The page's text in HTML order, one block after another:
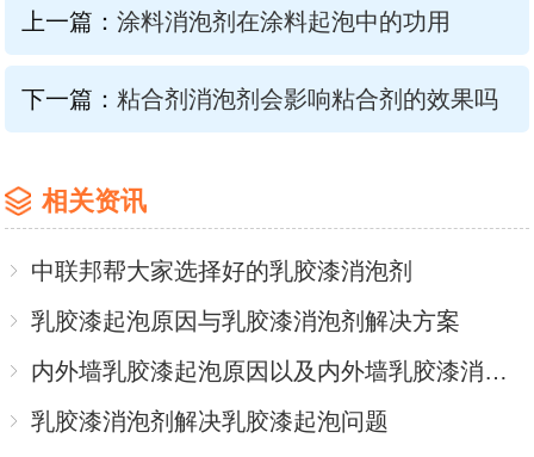
上一篇： 涂料消泡剂在涂料起泡中的功用
下一篇： 粘合剂消泡剂会影响粘合剂的效果吗
相关资讯
中联邦帮大家选择好的乳胶漆消泡剂
乳胶漆起泡原因与乳胶漆消泡剂解决方案
内外墙乳胶漆起泡原因以及内外墙乳胶漆消泡剂解决方案
乳胶漆消泡剂解决乳胶漆起泡问题